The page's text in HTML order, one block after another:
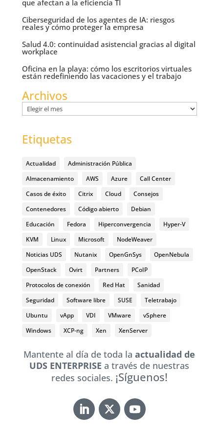
que afectan a la eficiencia TI
Ciberseguridad de los agentes de IA: riesgos
reales y cómo proteger la empresa
Salud 4.0: continuidad asistencial gracias al digital
workplace
Oficina en la playa: cómo los escritorios virtuales
están redefiniendo las vacaciones y el trabajo
Archivos
Archivos
Etiquetas
Actualidad
Administración Pública
Almacenamiento
AWS Azure
Call Center
Casos de éxito
Citrix Cloud
Consejos
Contenedores
Código abierto
Debian
Educación
Fedora Hiperconvergencia
Hyper-V
KVM
Linux Microsoft
NodeWeaver
Noticias UDS
Nutanix OpenGnSys
OpenNebula
OpenStack
Ovirt Partners
PCoIP
Protocolos de conexión
Red Hat
Sanidad
Seguridad
Software libre SUSE
Teletrabajo
Ubuntu
vApp VDI VMware
vSphere
Windows
XCP-ng Xen XenServer
Mantente al día de toda laactualidad de
UDS ENTERPRISEa través de nuestras
redes sociales. ¡Síguenos!